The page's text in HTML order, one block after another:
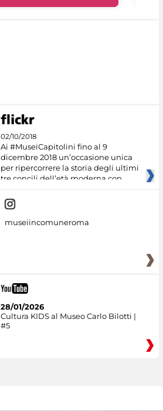
02/10/2018
Ai #MuseiCapitolini fino al 9
dicembre 2018 un’occasione unica
per ripercorrere la storia degli ultimi
tre concili dell’età moderna con
museiincomuneroma
28/01/2026
Cultura KIDS al Museo Carlo Bilotti |
#5